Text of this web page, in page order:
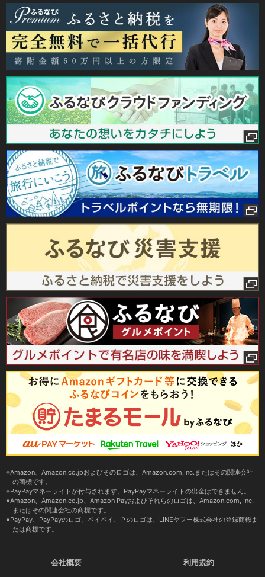
Amazon、Amazon.co.jpおよびそのロゴは、Amazon.com,Inc.またはその関連会社
の商標です。
PayPayマネーライトが付与されます。PayPayマネーライトの出金はできません。
Amazon、Amazon.co.jp、Amazon Payおよびそれらのロゴは、Amazon.com, Inc.
またはその関連会社の商標です。
PayPay、PayPayのロゴ、ペイペイ、Ｐのロゴは、LINEヤフー株式会社の登録商標ま
たは商標です。
会社概要 利用規約